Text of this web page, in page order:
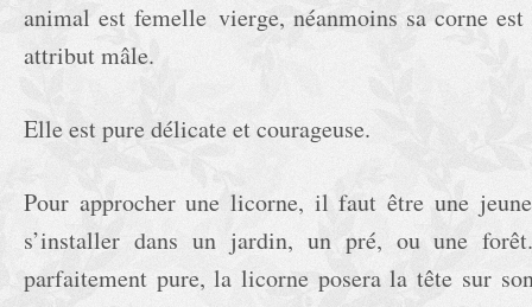
animal est femelle vierge, néanmoins sa corne
attribut mâle.
Elle est pure délicate et courageuse.
Pour approcher une licorne, il faut être une
s’installer dans un jardin, un pré, ou une
parfaitement pure, la licorne posera la tête sur